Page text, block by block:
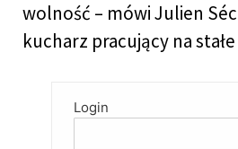
wolność – mówi Julien
kucharz pracujący na
Login